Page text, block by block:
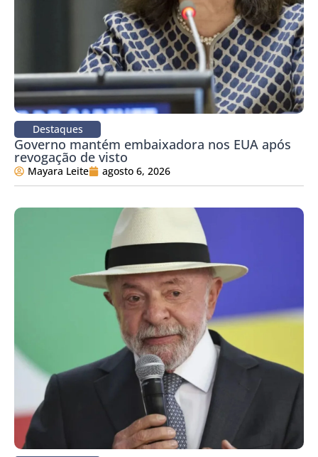
Destaques
Governo mantém embaixadora nos EUA após
revogação de visto
Mayara Leite agosto 6, 2026